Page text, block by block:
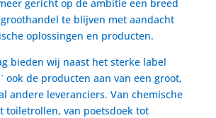
gericht op de ambitie een breed
te blijven met aandacht
oplossingen en producten.
bieden wij naast het sterke label
ook de producten aan van een groot,
andere leveranciers. Van chemische
toiletrollen, van poetsdoek tot